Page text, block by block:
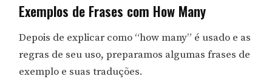
Exemplos de Frases com How Many
Depois de explicar como “how many” é usado e as
regras de seu uso, preparamos algumas frases de
exemplo e suas traduções.